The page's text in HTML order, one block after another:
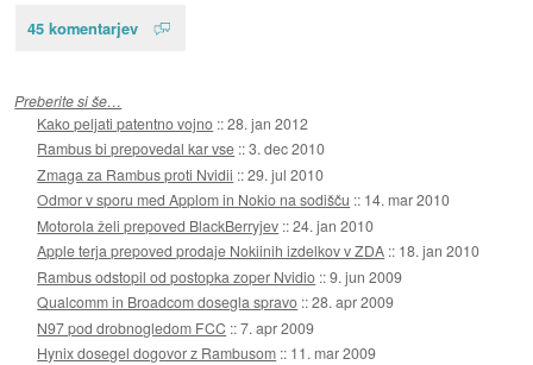
45 komentarjev
Preberite si še…
Kako peljati patentno vojno ::28. jan 2012
Rambus bi prepovedal kar vse ::3. dec 2010
Zmaga za Rambus proti Nvidii ::29. jul 2010
Odmor v sporu med Applom in Nokio na sodišču :: 14. mar 2010
Motorola želi prepoved BlackBerryjev ::24. jan 2010
Apple terja prepoved prodaje Nokiinih izdelkov v ZDA :: 18. jan 2010
Rambus odstopil od postopka zoper Nvidio ::9. jun 2009
Qualcomm in Broadcom dosegla spravo ::28. apr 2009
N97 pod drobnogledom FCC ::7. apr 2009
Hynix dosegel dogovor z Rambusom :: 11. mar 2009